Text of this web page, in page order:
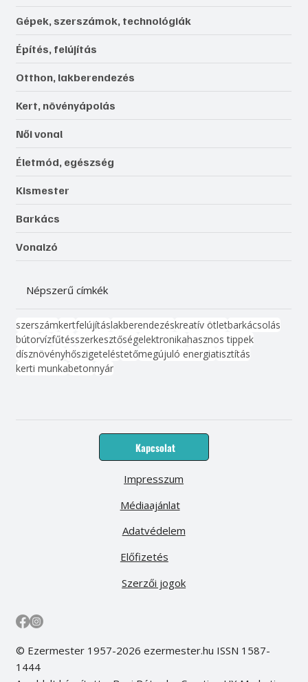
Gépek, szerszámok, technológiák
Építés, felújítás
Otthon, lakberendezés
Kert, növényápolás
Női vonal
Életmód, egészség
Kismester
Barkács
Vonalzó
Népszerű címkék
szerszámkertfelújításlakberendezéskreatív ötletbarkácsolás
bútorvízfűtésszerkesztőségelektronikahasznos tippek
dísznövényhőszigeteléstetőmegújuló energiatisztítás
kerti munkabetonnyár
Kapcsolat
Médiaajánlat
Előfizetés
Impresszum
Adatvédelem
Szerzői jogok
© Ezermester 1957-2026 ezermester.hu ISSN 1587-
1444